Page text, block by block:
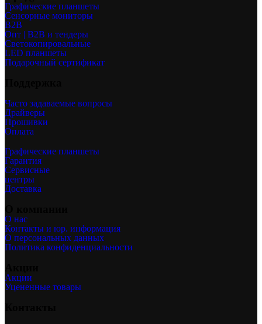
Графические планшеты
Сенсорные мониторы
B2B
Опт | B2B и тендеры
Светокопировальные
LED планшеты
Подарочный сертификат
Часто задаваемые вопросы
Драйверы
Прошивки
Оплата
Графические планшеты
Гарантия
Сервисные
центры
Доставка
О нас
Контакты и юр. информация
О персональных данных
Политика конфиденциальности
Акции
Уцененные товары